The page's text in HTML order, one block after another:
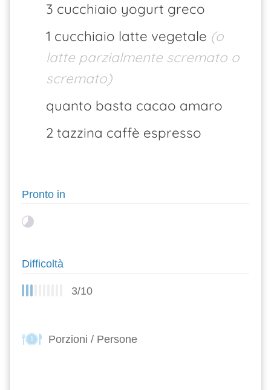
3 cucchiaio yogurt greco
1 cucchiaio latte vegetale (o
latte parzialmente scremato o
scremato)
quanto basta cacao amaro
2 tazzina caffè espresso
Pronto in
Difficoltà
3/10
1 Porzioni / Persone